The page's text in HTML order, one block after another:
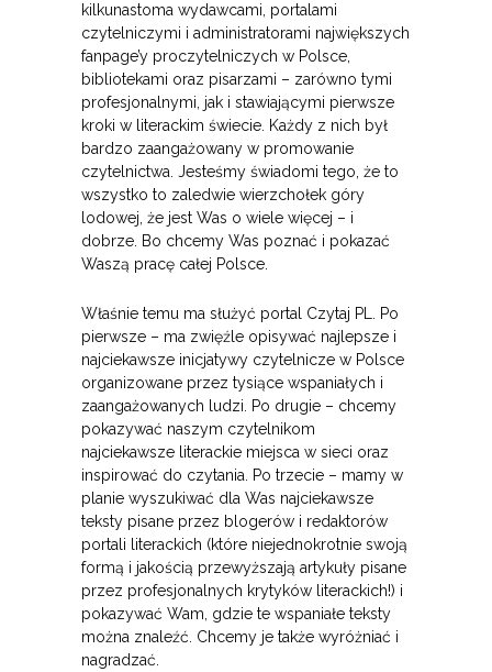
kilkunastoma wydawcami, portalami
czytelniczymi i administratorami największych
fanpage’y proczytelniczych w Polsce,
bibliotekami oraz pisarzami – zarówno tymi
profesjonalnymi, jak i stawiającymi pierwsze
kroki w literackim świecie. Każdy z nich był
bardzo zaangażowany w promowanie
czytelnictwa. Jesteśmy świadomi tego, że to
wszystko to zaledwie wierzchołek góry
lodowej, że jest Was o wiele więcej – i
dobrze. Bo chcemy Was poznać i pokazać
Waszą pracę całej Polsce.
Właśnie temu ma służyć portal Czytaj PL. Po
pierwsze – ma zwięźle opisywać najlepsze i
najciekawsze inicjatywy czytelnicze w Polsce
organizowane przez tysiące wspaniałych i
zaangażowanych ludzi. Po drugie – chcemy
pokazywać naszym czytelnikom
najciekawsze literackie miejsca w sieci oraz
inspirować do czytania. Po trzecie – mamy w
planie wyszukiwać dla Was najciekawsze
teksty pisane przez blogerów i redaktorów
portali literackich (które niejednokrotnie swoją
formą i jakością przewyższają artykuły pisane
przez profesjonalnych krytyków literackich!) i
pokazywać Wam, gdzie te wspaniałe teksty
można znaleźć. Chcemy je także wyróżniać i
nagradzać.